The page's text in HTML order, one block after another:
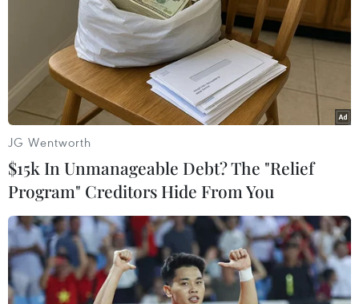
nhiều người hoang mang
JG Wentworth
$15k In Unmanageable Debt? The "Relief
Program" Creditors Hide From You